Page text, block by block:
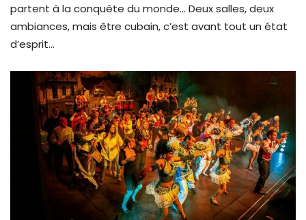
partent à la conquête du monde… Deux salles, deux
ambiances, mais être cubain, c’est avant tout un état
d’esprit…